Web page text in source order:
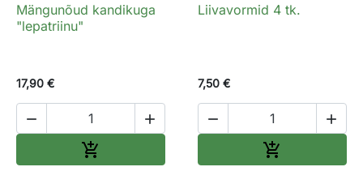
Mängunõud kandikuga
"lepatriinu"
17,90 €
 

Liivavormid 4 tk.
7,50 €
 
